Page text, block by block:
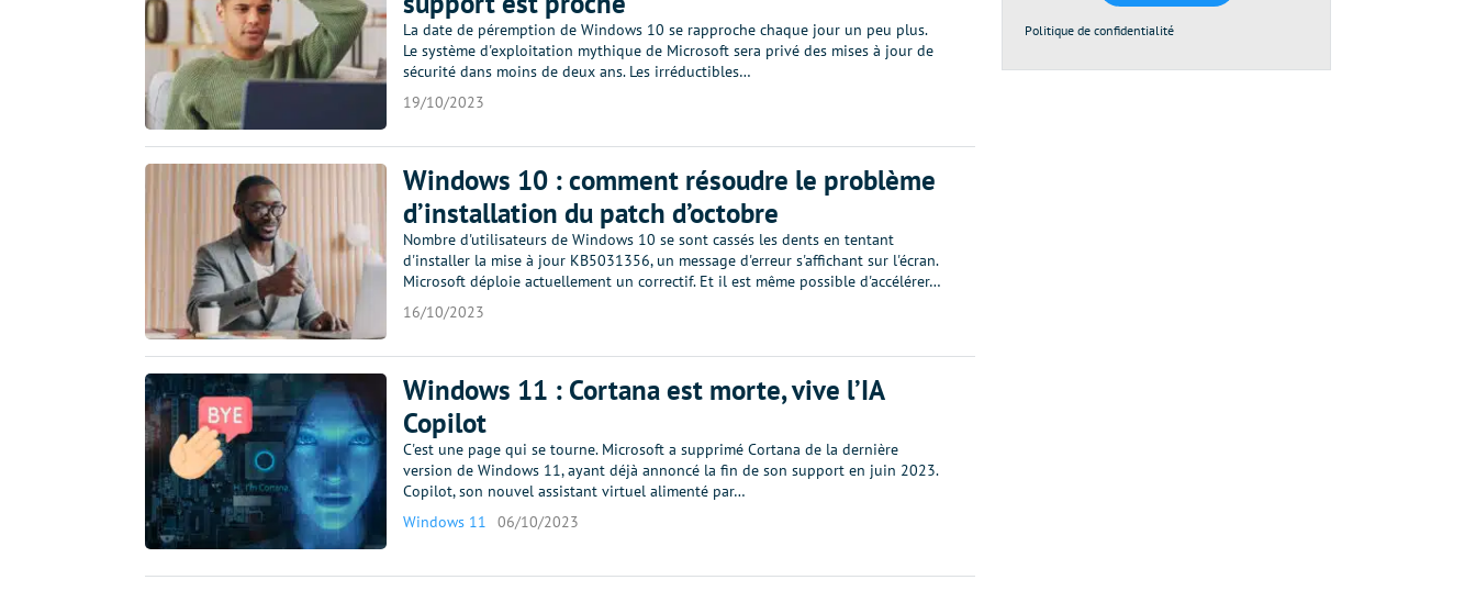
La date de péremption de Windows 10 se rapproche chaque jour un peu plus.
Le système d'exploitation mythique de Microsoft sera privé des mises à jour de
sécurité dans moins de deux ans. Les irréductibles…
19/10/2023
Windows 10 : comment résoudre le problème
d’installation du patch d’octobre
Nombre d'utilisateurs de Windows 10 se sont cassés les dents en tentant
d'installer la mise à jour KB5031356, un message d'erreur s'affichant sur l'écran.
Microsoft déploie actuellement un correctif. Et il est même possible d'accélérer…
16/10/2023
Windows 11 : Cortana est morte, vive l’IA
Copilot
C'est une page qui se tourne. Microsoft a supprimé Cortana de la dernière
version de Windows 11, ayant déjà annoncé la fin de son support en juin 2023.
Copilot, son nouvel assistant virtuel alimenté par…
Windows 11
06/10/2023
Politique de confidentialité